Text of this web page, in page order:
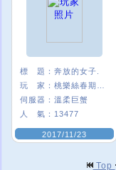
標 題： 奔放的女子.
玩 家：
伺服器： 溫柔巨蟹
人 氣： 13477
2017/11/23
Top